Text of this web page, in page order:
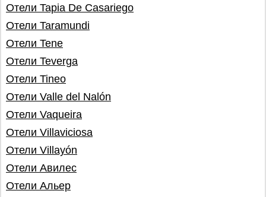
Отели Tapia De Casariego
Отели Taramundi
Отели Tene
Отели Teverga
Отели Tineo
Отели Valle del Nalón
Отели Vaqueira
Отели Villaviciosa
Отели Villayón
Отели Авилес
Отели Альер